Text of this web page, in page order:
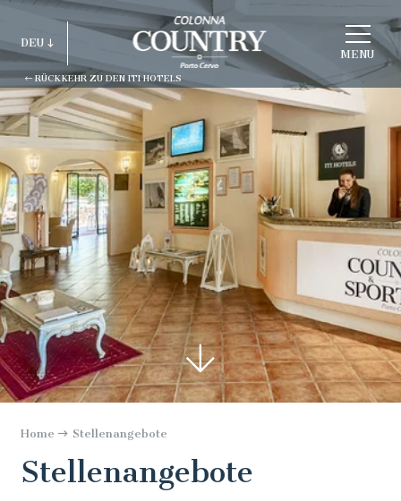
MENU
RÜCKKEHR ZU DEN ITI HOTELS
DEU
ITA
ENG
ESP
RUS
STRUKTUR
Home Stellenangebote
Stellenangebote